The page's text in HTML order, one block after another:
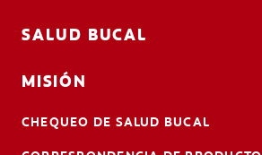
SALUD BUCAL
MISIÓN
CHEQUEO DE SALUD BUCAL